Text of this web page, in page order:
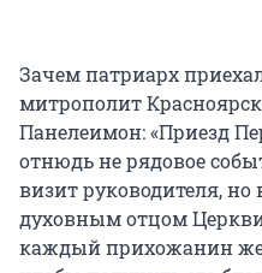
Зачем патриарх
митрополит
Панелеимон: «Приезд
отнюдь не рядовое
визит руководителя, но
духовным отцом
каждый прихожанин